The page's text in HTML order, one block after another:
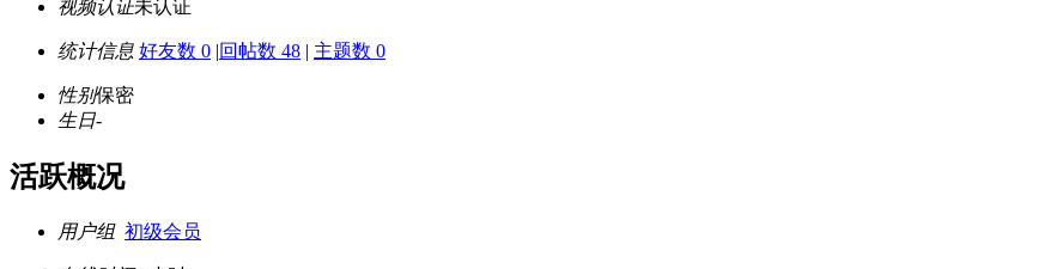
视频认证未认证
统计信息 好友数 0 |回帖数 48 | 主题数 0
性别保密
生日-
活跃概况
用户组 初级会员